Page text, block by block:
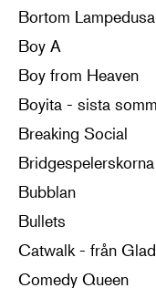
Bortom Lampedusa
Boy A
Boy from Heaven
Boyita - sista
Breaking Social
Bridgespelerskorna
Bubblan
Bullets
Catwalk - från
Comedy Queen